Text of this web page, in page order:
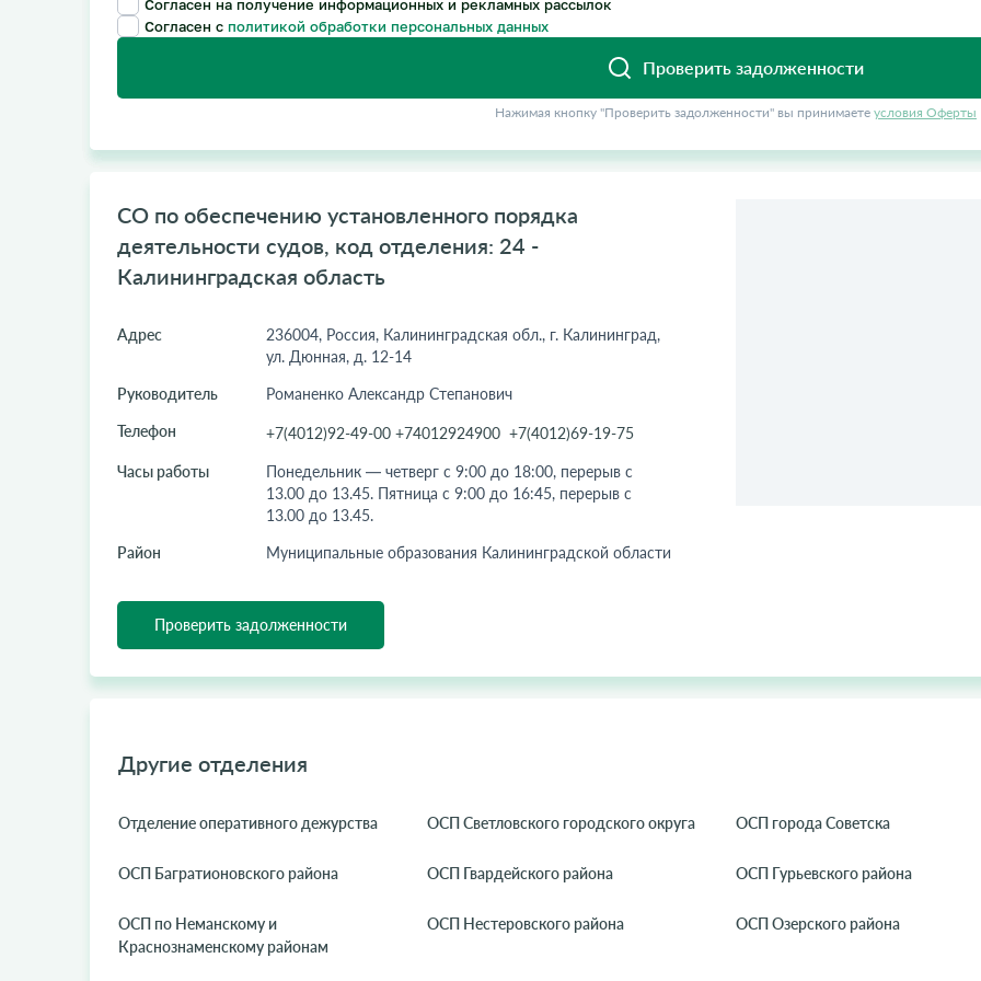
Согласен с политикой обработки персональных данных
Проверить задолженности
Нажимая кнопку "Проверить задолженности" вы принимаете условия Оферты
CО по обеспечению установленного порядка
деятельности судов, код отделения: 24 -
Калининградская область
Адрес
236004, Россия, Калининградская обл., г. Калининград,
ул. Дюнная, д. 12-14
Руководитель
Романенко Александр Степанович
Телефон
+7(4012)92-49-00 +74012924900 +7(4012)69-19-75
Часы работы
Понедельник — четверг с 9:00 до 18:00, перерыв с
13.00 до 13.45. Пятница с 9:00 до 16:45, перерыв с
13.00 до 13.45.
Район
Муниципальные образования Калининградской области
Проверить задолженности
Другие отделения
Отделение оперативного дежурства ОСП Светловского городского округа ОСП города Советска
ОСП Багратионовского района ОСП Гвардейского района ОСП Гурьевского района
ОСП по Неманскому и
Краснознаменскому районам
ОСП Нестеровского района ОСП Озерского района